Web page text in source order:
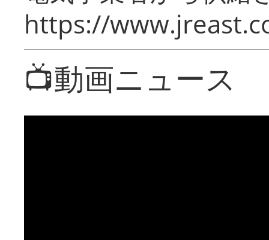
https://
📺動画ニュース